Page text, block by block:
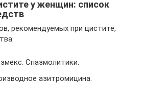
у женщин: список
рекомендуемых при цистите,
Спазмолитики.
азитромицина.